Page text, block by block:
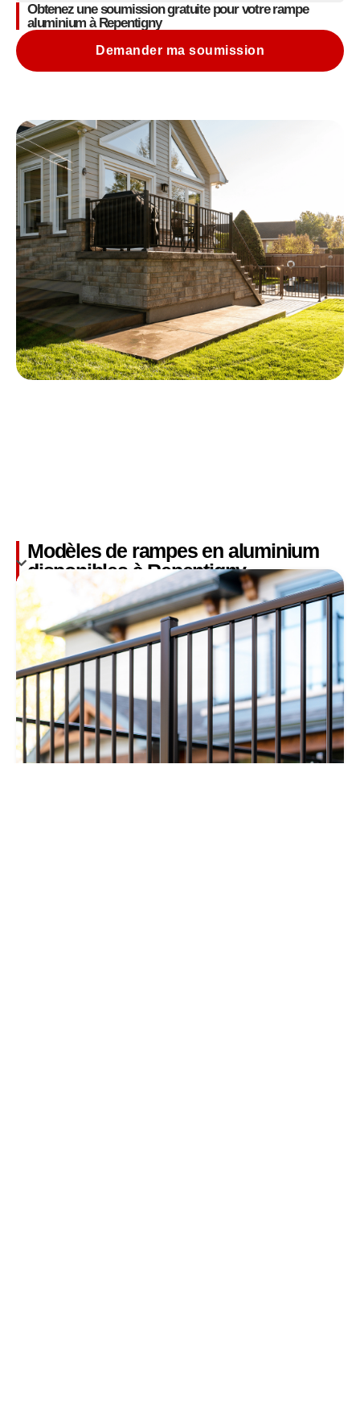
Obtenez une soumission gratuite pour votre rampe
aluminium à Repentigny
Demander ma soumission
Modèles de rampes en aluminium
disponibles à Repentigny